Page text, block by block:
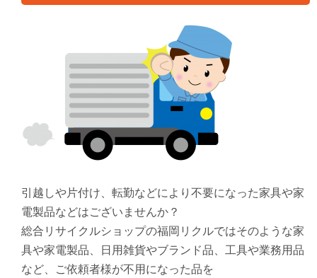
引越しや片付け、転勤などにより不要になった家具や家
電製品などはございませんか？
総合リサイクルショップの福岡リクルではそのような家
具や家電製品、日用雑貨やブランド品、工具や業務用品
など、ご依頼者様が不用になった品を